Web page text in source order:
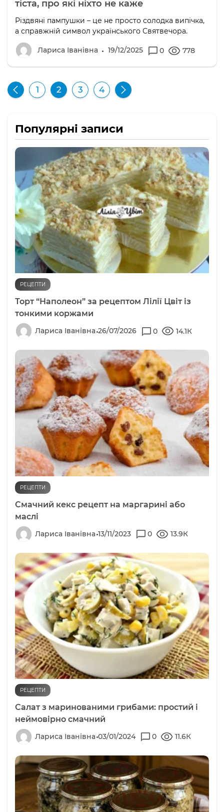
тіста, про які ніхто не каже
Різдвяні пампушки – це не просто солодка випічка,
а справжній символ українського Святвечора.
Лариса Іванівна 19/12/2025 0 778
1 2 3 4
Популярні записи
РЕЦЕПТИ
Торт “Наполеон” за рецептом Лілії Цвіт із
тонкими коржами
Лариса Іванівна 26/07/2026 0 14.1К
РЕЦЕПТИ
Смачний кекс рецепт на маргарині або
маслі
Лариса Іванівна 13/11/2023 0 13.9К
РЕЦЕПТИ
Салат з маринованими грибами: простий і
неймовірно смачний
Лариса Іванівна 03/01/2024 0 11.6К